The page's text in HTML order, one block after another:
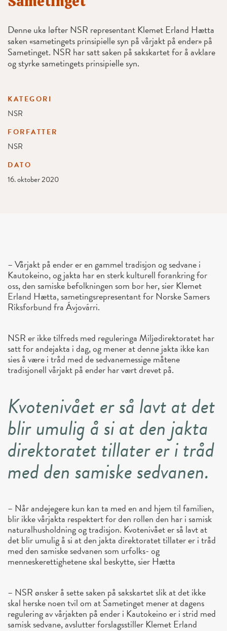
Denne uka løfter NSR representant Klemet Erland Hætta
saken «sametingets prinsipielle syn på vårjakt på ender» på
Sametinget. NSR har satt saken på sakskartet for å avklare
og styrke sametingets prinsipielle syn.
KATEGORI
NSR
FORFATTER
NSR
DATO
16. oktober 2020
– Vårjakt på ender er en gammel tradisjon og sedvane i
Kautokeino, og jakta har en sterk kulturell forankring for
oss, den samiske befolkningen som bor her, sier Klemet
Erland Hætta, sametingsrepresentant for Norske Samers
Riksforbund fra Ávjovárri.
NSR er ikke tilfreds med reguleringa Miljødirektoratet har
satt for andejakta i dag, og mener at denne jakta ikke kan
sies å være i tråd med de sedvanemessige måtene
tradisjonell vårjakt på ender har vært drevet på.
Kvotenivået er så lavt at det
blir umulig å si at den jakta
direktoratet tillater er i tråd
med den samiske sedvanen.
– Når andejegere kun kan ta med en and hjem til familien,
blir ikke vårjakta respektert for den rollen den har i samisk
naturalhusholdning og tradisjon. Kvotenivået er så lavt at
det blir umulig å si at den jakta direktoratet tillater er i tråd
med den samiske sedvanen som urfolks- og
menneskerettighetene skal beskytte, sier Hætta
– NSR ønsker å sette saken på sakskartet slik at det ikke
skal herske noen tvil om at Sametinget mener at dagens
regulering av vårjakten på ender i Kautokeino er i strid med
samisk sedvane, avslutter forslagsstiller Klemet Erland